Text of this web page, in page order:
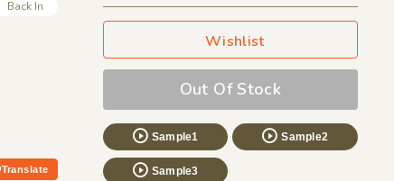
Back In
Translate
Wishlist
Out Of Stock
Sample1 Sample2
Sample3